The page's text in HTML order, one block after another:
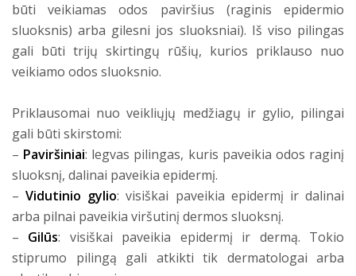
būti veikiamas odos paviršius (raginis epidermio
sluoksnis) arba gilesni jos sluoksniai). Iš viso pilingas
gali būti trijų skirtingų rūšių, kurios priklauso nuo
veikiamo odos sluoksnio.
Priklausomai nuo veikliųjų medžiagų ir gylio, pilingai
gali būti skirstomi:
– Paviršiniai: legvas pilingas, kuris paveikia odos raginį
sluoksnį, dalinai paveikia epidermį.
–Vidutinio gylio: visiškai paveikia epidermį ir dalinai
arba pilnai paveikia viršutinį dermos sluoksnį.
– Gilūs: visiškai paveikia epidermį ir dermą. Tokio
stiprumo pilingą gali atkikti tik dermatologai arba